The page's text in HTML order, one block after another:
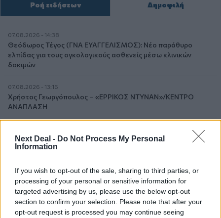
Next Deal - Do Not Process My Personal
Information
If you wish to opt-out of the sale, sharing to third parties, or
processing of your personal or sensitive information for
targeted advertising by us, please use the below opt-out
section to confirm your selection. Please note that after your
opt-out request is processed you may continue seeing
Ροή ειδήσεων Δημοφιλή
07.08.2026 - 14:38
Θεόδωρος Τέγος (ΓΝΑ ΕΥΑΓΓΕΛΙΣΜΟΣ): Νέο παράθυρο
ελπίδας για τους ογκολογικούς ασθενείς μέσω κλινικών
δοκιμών
07.08.2026 - 13:16
Χρήστος Γεωργόπουλος – «ΕΡΡΙΚΟΣ ΝΤΥΝΑΝ»/ΚΕΝΤΡΟ
ΑΝΑΠΛΑΣΗ
Allianz: Ισχυρές επιδόσεις στο α’ εξάμηνο του 2026 – Ο Oliver
Bäte συνδέει τα αποτελέσματα με το κλείσιμο του
07.08.2026 - 12:12
Οι αισθητήρες βλέπουν καλύτερα από τον άνθρωπο. Πάντα;
07.08.2026 - 11:01